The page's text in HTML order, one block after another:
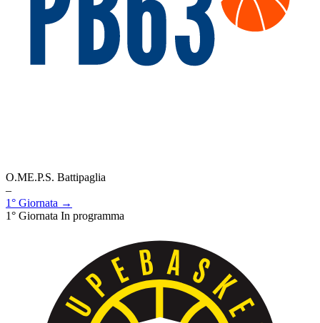
O.ME.P.S. Battipaglia
–
1° Giornata →
1° Giornata In programma